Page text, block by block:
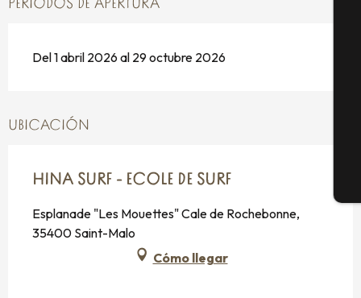
PERIODOS DE APERTURA
Del 1 abril 2026 al 29 octubre 2026
UBICACIÓN
HINA SURF - ECOLE DE SURF
Esplanade "Les Mouettes" Cale de Rochebonne,
35400 Saint-Malo
Cómo llegar